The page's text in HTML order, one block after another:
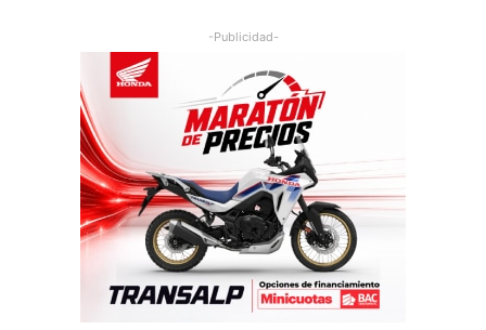
-Publicidad-